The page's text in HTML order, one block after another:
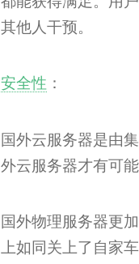
其他人干预。
安全性 ：
国外云服务器是由
外云服务器才有可
国外物理服务器更
上如同关上了自家